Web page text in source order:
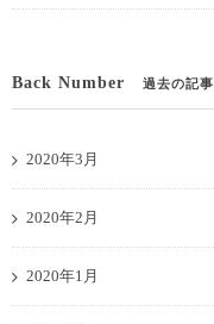
Back Number 過去の記事
2020年3月
2020年2月
2020年1月